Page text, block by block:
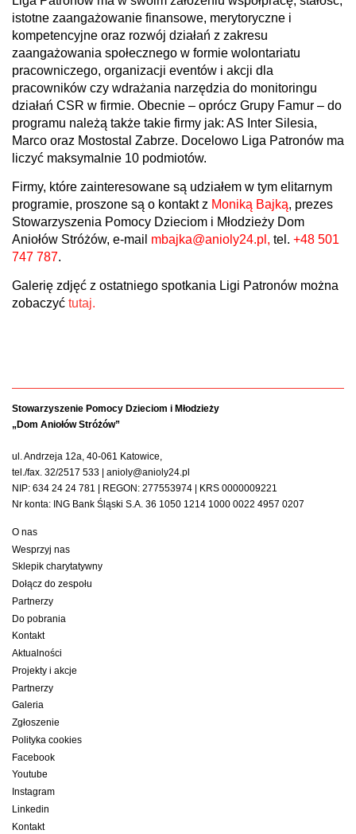
istotne zaangażowanie finansowe, merytoryczne i
kompetencyjne oraz rozwój działań z zakresu
zaangażowania społecznego w formie wolontariatu
pracowniczego, organizacji eventów i akcji dla
pracowników czy wdrażania narzędzia do monitoringu
działań CSR w firmie. Obecnie – oprócz Grupy Famur – do
programu należą także takie firmy jak: AS Inter Silesia,
Marco oraz Mostostal Zabrze. Docelowo Liga Patronów ma
liczyć maksymalnie 10 podmiotów.
Firmy, które zainteresowane są udziałem w tym elitarnym
programie, proszone są o kontakt z Moniką Bajką, prezes
Stowarzyszenia Pomocy Dzieciom i Młodzieży Dom
Aniołów Stróżów, e-mail mbajka@anioly24.pl, tel. +48 501
747 787.
Galerię zdjęć z ostatniego spotkania Ligi Patronów można
zobaczyć tutaj.
Stowarzyszenie Pomocy Dzieciom i Młodzieży
„Dom Aniołów Stróżów”
ul. Andrzeja 12a, 40-061 Katowice,
tel./fax. 32/2517 533 | anioly@anioly24.pl
NIP: 634 24 24 781 | REGON: 277553974 | KRS 0000009221
Nr konta: ING Bank Śląski S.A. 36 1050 1214 1000 0022 4957 0207
O nas
Wesprzyj nas
Sklepik charytatywny
Dołącz do zespołu
Partnerzy
Do pobrania
Kontakt
Aktualności
Projekty i akcje
Partnerzy
Galeria
Zgłoszenie
Polityka cookies
Facebook
Youtube
Instagram
Linkedin
Kontakt